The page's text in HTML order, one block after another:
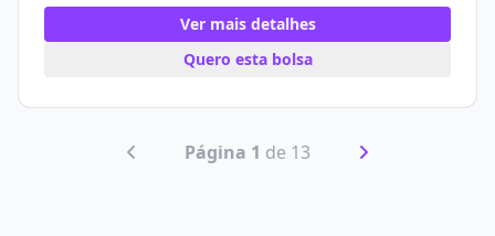
Ver mais detalhes
Quero esta bolsa
Página 1 de 13